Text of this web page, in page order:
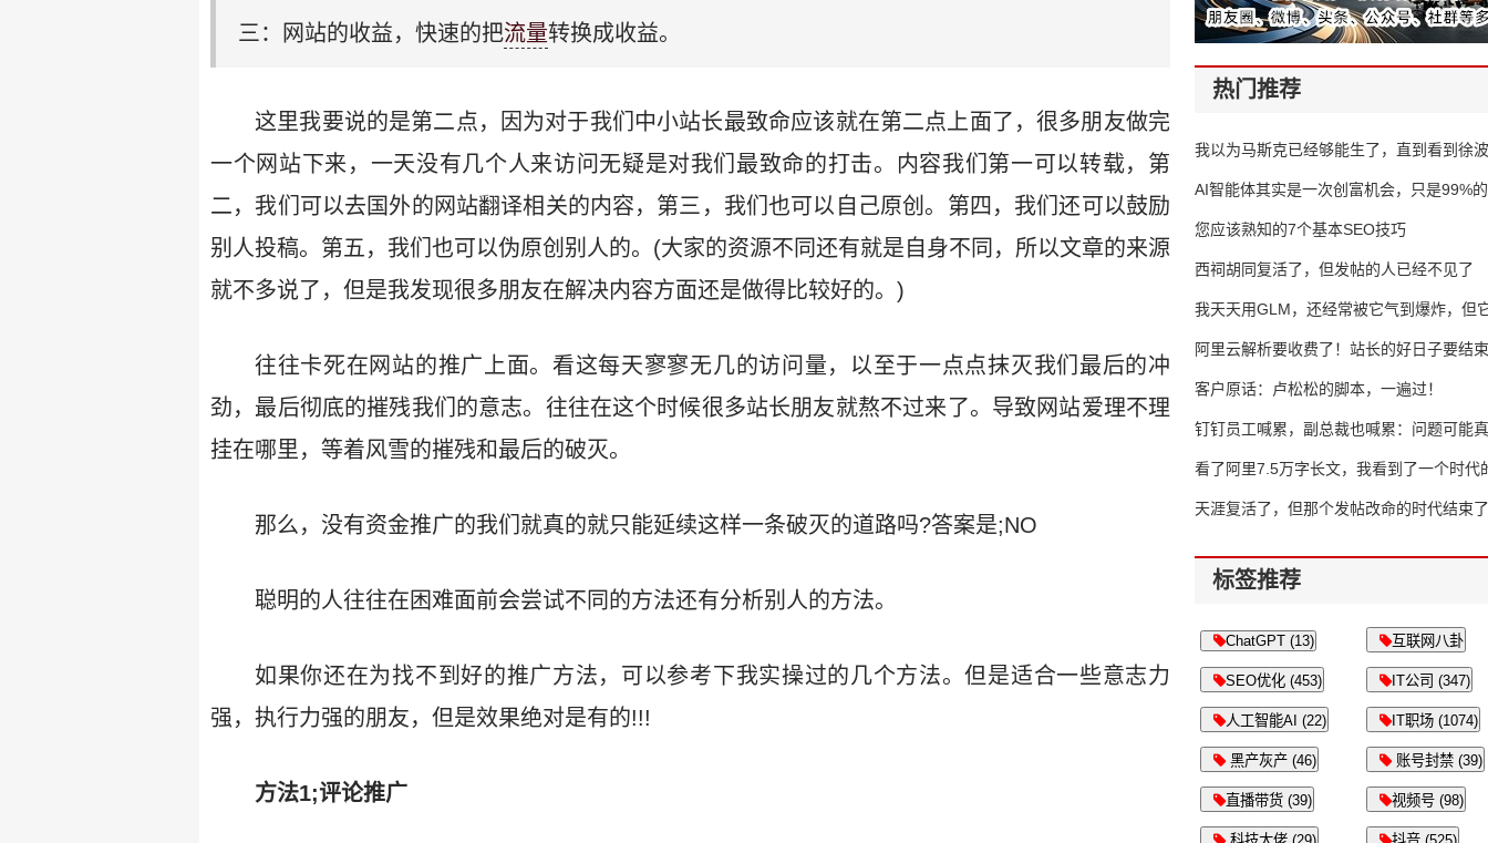
三：网站的收益，快速的把流量转换成收益。
这里我要说的是第二点，因为对于我们中小站长最致命应该就在第二点上面了，很多朋友做完
一个网站下来，一天没有几个人来访问无疑是对我们最致命的打击。内容我们第一可以转载，第
二，我们可以去国外的网站翻译相关的内容，第三，我们也可以自己原创。第四，我们还可以鼓励
别人投稿。第五，我们也可以伪原创别人的。(大家的资源不同还有就是自身不同，所以文章的来源
就不多说了，但是我发现很多朋友在解决内容方面还是做得比较好的。)
往往卡死在网站的推广上面。看这每天寥寥无几的访问量，以至于一点点抹灭我们最后的冲
劲，最后彻底的摧残我们的意志。往往在这个时候很多站长朋友就熬不过来了。导致网站爱理不理
挂在哪里，等着风雪的摧残和最后的破灭。
那么，没有资金推广的我们就真的就只能延续这样一条破灭的道路吗?答案是;NO
聪明的人往往在困难面前会尝试不同的方法还有分析别人的方法。
如果你还在为找不到好的推广方法，可以参考下我实操过的几个方法。但是适合一些意志力
强，执行力强的朋友，但是效果绝对是有的!!!
方法1;评论推广
热门推荐
我以为马斯克已经够能生了，直到看到
AI智能体其实是一次创富机会，只是99%
错过了
您应该熟知的7个基本SEO技巧
西祠胡同复活了，但发帖的人已经不见了
我天天用GLM，还经常被它气到爆炸，但
16万亿
阿里云解析要收费了！站长的好日子要结
客户原话：卢松松的脚本，一遍过！
钉钉员工喊累，副总裁也喊累：问题可能
了
看了阿里7.5万字长文，我看到了一个时代
天涯复活了，但那个发帖改命的时代结束了
标签推荐
ChatGPT (13) 互联网八卦
SEO优化 (453) IT公司 (347)
人工智能AI (22) IT职场 (1074)
黑产灰产 (46) 账号封禁 (39)
直播带货 (39) 视频号 (98)